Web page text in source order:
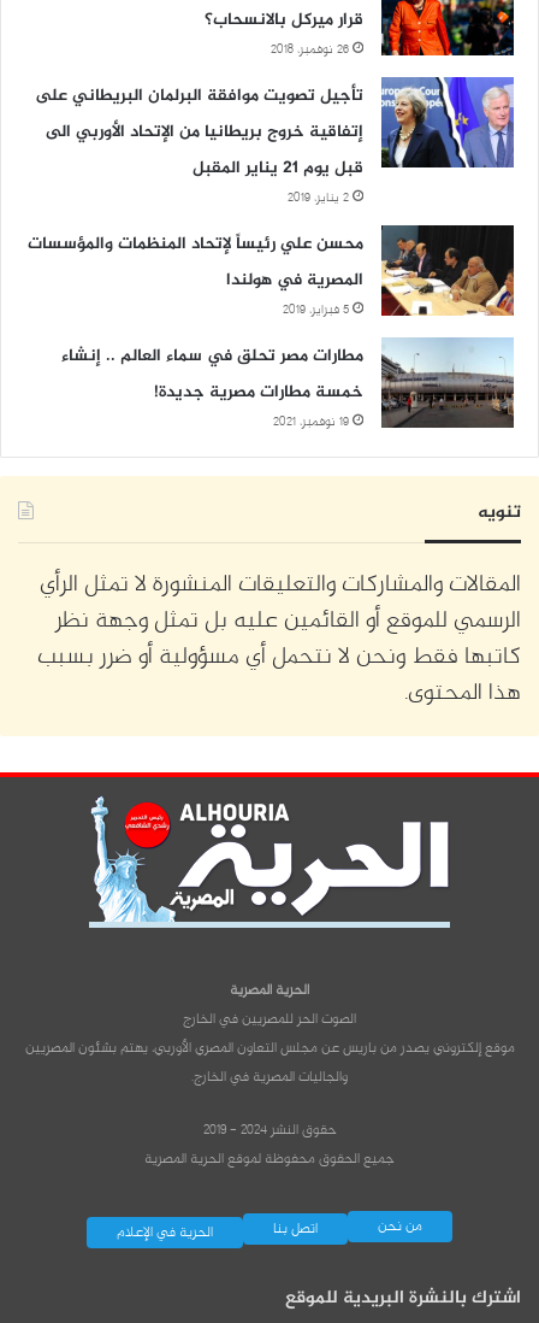
قرار ميركل بالانسحاب؟
26 نوفمبر، 2018
تأجيل تصويت موافقة البرلمان البريطاني على
إتفاقية خروج بريطانيا من الإتحاد الأوربي الى
قبل يوم 21 يناير المقبل
2 يناير، 2019
محسن علي رئيساً لإتحاد المنظمات والمؤسسات
المصرية في هولندا
5 فبراير، 2019
مطارات مصر تحلق في سماء العالم .. إنشاء
خمسة مطارات مصرية جديدة!
19 نوفمبر، 2021
تنويه
المقالات والمشاركات والتعليقات المنشورة لا تمثل الرأي
الرسمي للموقع أو القائمين عليه بل تمثل وجهة نظر
كاتبها فقط ونحن لا نتحمل أي مسؤولية أو ضرر بسبب
هذا المحتوى.
الحرية المصرية
الصوت الحر للمصريين في الخارج
موقع إلكتروني يصدر من باريس عن مجلس التعاون المصري الأوربي، يهتم بشئون المصريين
والجاليات المصرية في الخارج.
حقوق النشر 2024 - 2019
جميع الحقوق محفوظة لموقع الحرية المصرية
من نحن اتصل بنا الحرية في الإعلام
اشترك بالنشرة البريدية للموقع